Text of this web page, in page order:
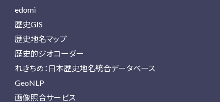
edomi
歴史GIS
歴史地名マップ
歴史的ジオコーダー
れきちめ：日本歴史地名統合データベース
GeoNLP
画像照合サービス